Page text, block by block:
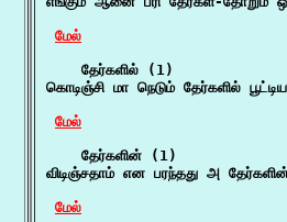
மேல்
    தேர்களில் (1)
கொடிஞ்சி மா நெடும் தேர்களில்
மேல்
    தேர்களின் (1)
விடிஞ்சதாம் என பரந்தது அ
மேல்